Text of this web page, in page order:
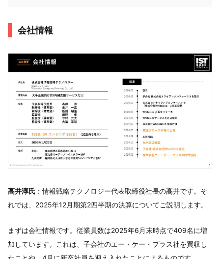
会社情報
高井淳氏 ：情報戦略テクノロジー代表取締役社長の高井です。そ
れでは、2025年12月期第2四半期の決算についてご説明します。
まずは会社情報です。従業員数は2025年6月末時点で409名に増
加しています。これは、子会社のエー・ケー・プラス社を買収し